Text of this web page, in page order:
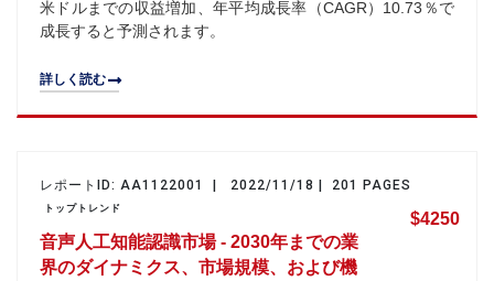
米ドルまでの収益増加、年平均成長率（CAGR）10.73％で
成長すると予測されます。
詳しく読む
レポートID: AA1122001 | 2022/11/18 | 201 PAGES
トップトレンド
音声人工知能認識市場 - 2030年までの業
界のダイナミクス、市場規模、および機
$4250